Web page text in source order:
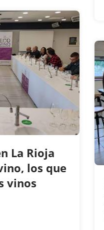
La Rioja
los que
vinos